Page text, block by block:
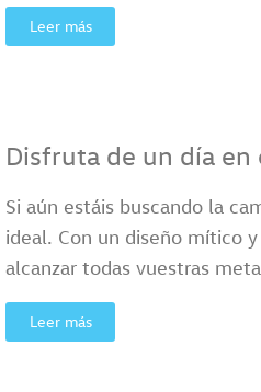
Leer más
Disfruta de un día en
Si aún estáis buscando la
ideal. Con un diseño mítico
alcanzar todas vuestras
Leer más